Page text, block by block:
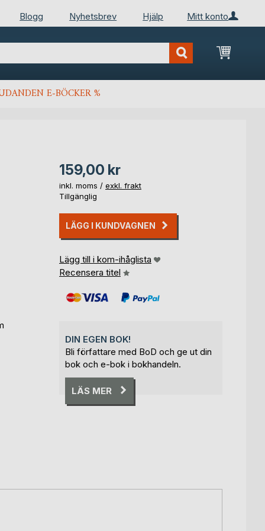
Mitt konto
Blogg Nyhetsbrev Hjälp
Min
E-BÖCKER %
159,00 kr
inkl. moms / exkl. frakt
Tillgänglig
LÄGG I KUNDVAGNEN
Lägg till i kom-ihåglista
Recensera titel
DIN EGEN BOK!
Bli författare med BoD och ge ut din
bok och e-bok i bokhandeln.
LÄS MER